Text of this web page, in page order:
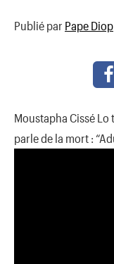
Publié par Pape Diop
Moustapha Cissé
parle de la mort :